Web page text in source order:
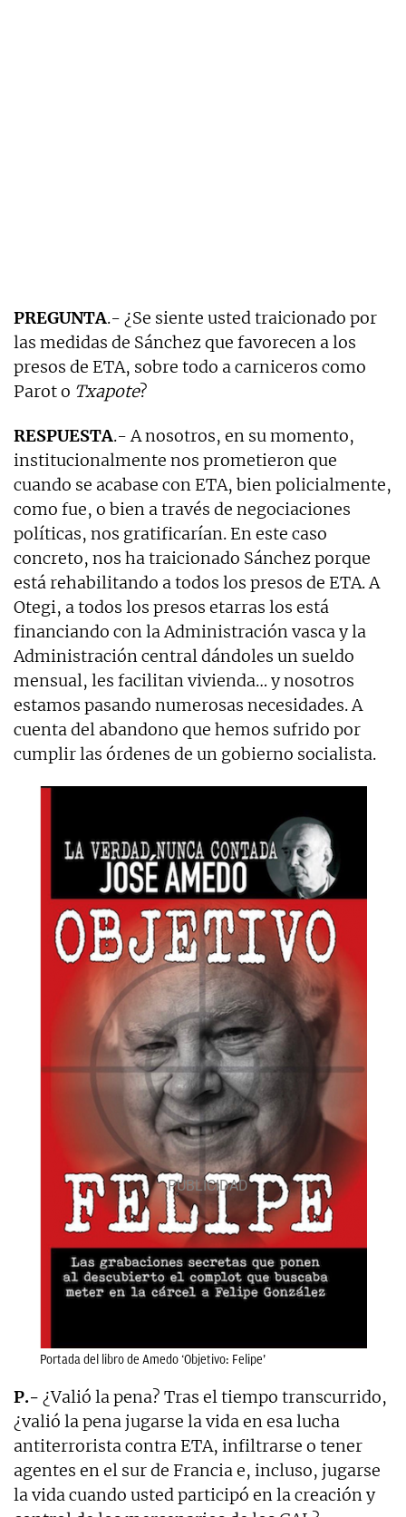
PREGUNTA.- ¿Se siente usted traicionado por
las medidas de Sánchez que favorecen a los
presos de ETA, sobre todo a carniceros como
Parot o Txapote?
RESPUESTA.- A nosotros, en su momento,
institucionalmente nos prometieron que
cuando se acabase con ETA, bien policialmente,
como fue, o bien a través de negociaciones
políticas, nos gratificarían. En este caso
concreto, nos ha traicionado Sánchez porque
está rehabilitando a todos los presos de ETA. A
Otegi, a todos los presos etarras los está
financiando con la Administración vasca y la
Administración central dándoles un sueldo
mensual, les facilitan vivienda… y nosotros
estamos pasando numerosas necesidades. A
cuenta del abandono que hemos sufrido por
cumplir las órdenes de un gobierno socialista.
Portada del libro de Amedo ‘Objetivo: Felipe’
P.- ¿Valió la pena? Tras el tiempo transcurrido,
¿valió la pena jugarse la vida en esa lucha
antiterrorista contra ETA, infiltrarse o tener
agentes en el sur de Francia e, incluso, jugarse
la vida cuando usted participó en la creación y